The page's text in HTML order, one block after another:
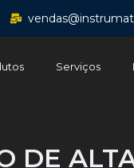
Serviços
DE